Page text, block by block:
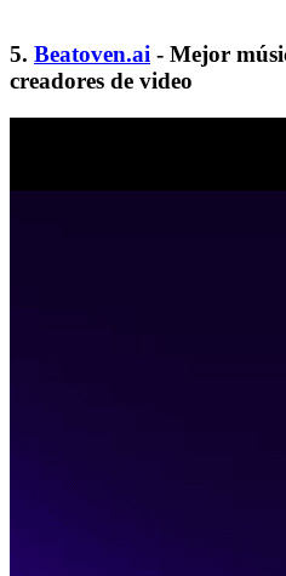
5. Beatoven.ai - Mejor
creadores de video